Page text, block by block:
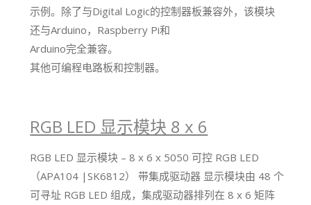
示例。除了与Digital Logic的控制器板兼容外，该模块
还与Arduino，Raspberry Pi和
Arduino完全兼容。
其他可编程电路板和控制器。
RGB LED 显示模块 8 x 6
RGB LED 显示模块 – 8 x 6 x 5050 可控 RGB LED
（APA104 |SK6812） 带集成驱动器 显示模块由 48 个
可寻址 RGB LED 组成，集成驱动器排列在 8 x 6 矩阵